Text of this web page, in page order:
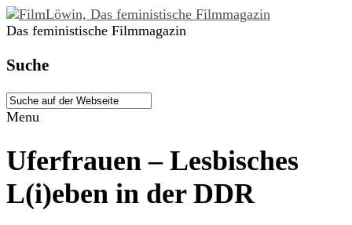
Das feministische Filmmagazin
Suche
Menu
Uferfrauen – Lesbisches
L(i)eben in der DDR